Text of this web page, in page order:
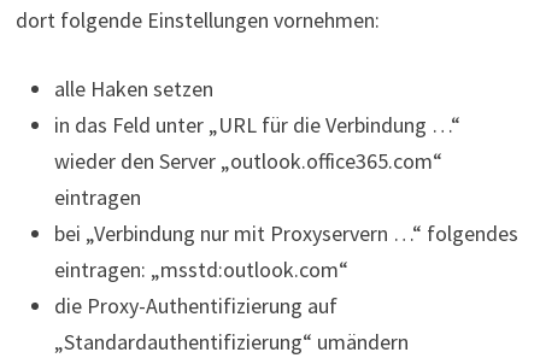
dort folgende Einstellungen vornehmen:
alle Haken setzen
in das Feld unter „URL für die Verbindung …“
wieder den Server „outlook.office365.com“
eintragen
bei „Verbindung nur mit Proxyservern …“ folgendes
eintragen: „msstd:outlook.com“
die Proxy-Authentifizierung auf
„Standardauthentifizierung“ umändern